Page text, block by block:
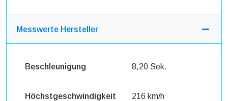
Messwerte Hersteller
Beschleunigung 8,20 Sek.
Höchstgeschwindigkeit 216 km/h